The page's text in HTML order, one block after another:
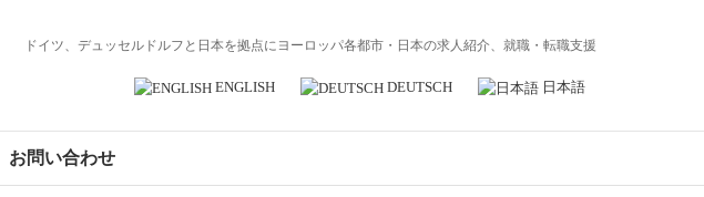
ドイツ、デュッセルドルフと日本を拠点にヨーロッパ各都市・日本の求人紹介、就職・転職支援
ENGLISH DEUTSCH 日本語
お問い合わせ